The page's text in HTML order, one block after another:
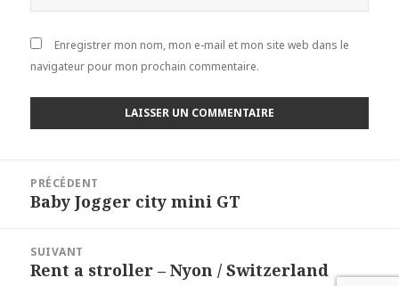
Enregistrer mon nom, mon e-mail et mon site web dans le
navigateur pour mon prochain commentaire.
l’article
PRÉCÉDENT
Article
Baby Jogger city mini GT
SUIVANT
Article
Rent a stroller – Nyon / Switzerland